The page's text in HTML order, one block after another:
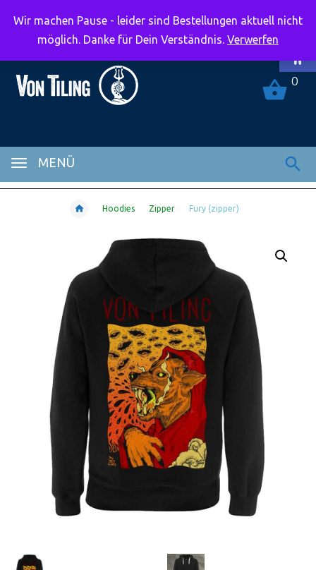
MENÜ
0
Hoodies Zipper Fury (zipper)
Wir machen Pause - leider sind Bestellungen aktuell nicht
möglich. Danke für Dein Verständnis. Verwerfen